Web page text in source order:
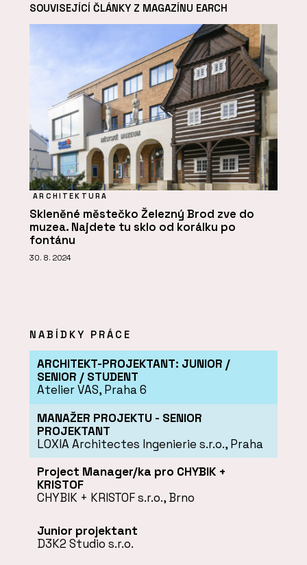
SOUVISEJÍCÍ ČLÁNKY Z MAGAZÍNU EARCH
ARCHITEKTURA
Skleněné městečko Železný Brod zve do
muzea. Najdete tu sklo od korálku po
fontánu
30. 8. 2024
NABÍDKY PRÁCE
ARCHITEKT-PROJEKTANT: JUNIOR /
SENIOR / STUDENT
Atelier VAS, Praha 6
MANAŽER PROJEKTU - SENIOR
PROJEKTANT
LOXIA Architectes Ingenierie s.r.o., Praha
Project Manager/ka pro CHYBIK +
KRISTOF
CHYBIK + KRISTOF s.r.o., Brno
Junior projektant
D3K2 Studio s.r.o.